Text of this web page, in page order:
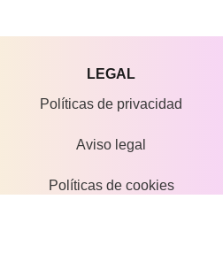
LEGAL
Políticas de privacidad
Aviso legal
Políticas de cookies